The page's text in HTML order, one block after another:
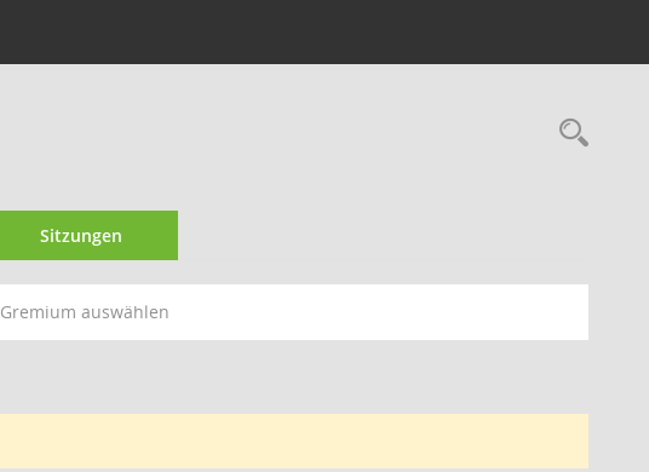
Sitzungen
Gremium auswählen